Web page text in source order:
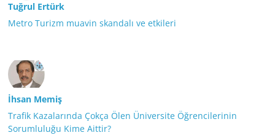
Tuğrul Ertürk
Metro Turizm muavin skandalı ve etkileri
İhsan Memiş
Trafik Kazalarında Çokça Ölen Üniversite Öğrencilerinin
Sorumluluğu Kime Aittir?